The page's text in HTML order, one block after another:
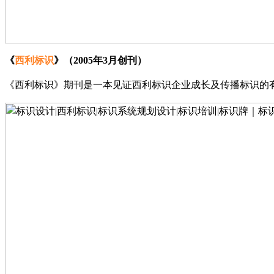
《西利标识》（2005年3月创刊）
《西利标识》期刊是一本见证西利标识企业成长及传播标识的